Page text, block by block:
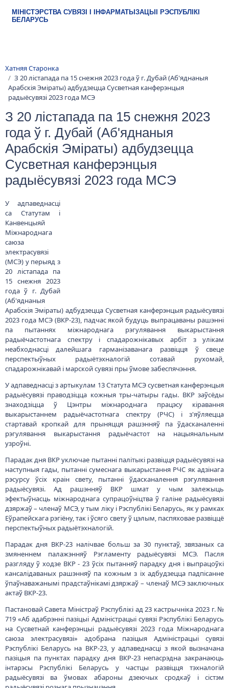
220050, г.Минск, пр-т Независимости, 10
+375 (17) 287 87 06
+375 (17) 327 21 57
RU BEEN Пошук
МІНІСТЭРСТВА СУВЯЗІ І ІНФАРМАТЫЗАЦЫІ РЭСПУБЛІКІ
БЕЛАРУСЬ
Сусветная канферэнцыя
Канвенцыяй
Міжнароднага
саюза
электрасувязі
(МСЭ) у перыяд з
20 лістапада па
15 снежня 2023
года ў г. Дубай
(Аб'яднаныя
Арабскія Эміраты) адбудзецца Сусветная канферэнцыя радыёсувязі
2023 года МСЭ (ВКР-23), падчас якой будуць выпрацаваны рашэнні
па пытаннях міжнароднага рэгулявання выкарыстання
радыёчастотнага спектру і спадарожнікавых арбіт з улікам
неабходнасці далейшага гарманізаванага развіцця ў свеце
перспектыўных радыётэхналогій сотавай рухомай,
спадарожнікавай і марской сувязі пры ўмове забеспячэння.
У адпаведнасці з артыкулам 13 Статута МСЭ сусветная канферэнцыя
радыёсувязі праводзіцца кожныя тры-чатыры гады. ВКР заўсёды
знаходзіцца ў Цэнтры міжнароднага працэсу кіравання
выкарыстаннем радыёчастотнага спектру (РЧС) і з'яўляецца
стартавай кропкай для прыняцця рашэнняў па ўдасканаленні
рэгулявання выкарыстання радыёчастот на нацыянальным
узроўні.
Парадак дня ВКР уключае пытанні палітыкі развіцця радыёсувязі на
наступныя гады, пытанні сумеснага выкарыстання РЧС як адзінага
рэсурсу ўсіх краін свету, пытанні ўдасканалення рэгулявання
радыёсувязі. Ад рашэнняў ВКР шмат у чым залежыць
эфектыўнасць міжнароднага супрацоўніцтва ў галіне радыёсувязі
дзяржаў – членаў МСЭ, у тым ліку і Рэспублікі Беларусь, як у рамках
Еўрапейскага рэгіёну, так і ўсяго свету ў цэлым, паспяховае развіццё
Парадак дня ВКР-23 налічвае больш за 30 пунктаў, звязаных са
змяненнем палажэнняў Рэгламенту радыёсувязі МСЭ. Пасля
разгляду ў ходзе ВКР - 23 ўсіх пытанняў парадку дня і выпрацоўкі
кансалідаваных рашэнняў па кожным з іх адбудзецца падпісанне
ўпаўнаважанымі прадстаўнікамі дзяржаў – членаў МСЭ заключных
актаў ВКР-23.
Пастановай Савета Міністраў Рэспублікі ад 23 кастрычніка 2023 г. №
719 «Аб адабрэнні пазіцыі Адміністрацыі сувязі Рэспублікі Беларусь
на Сусветнай канферэнцыі радыёсувязі 2023 года Міжнароднага
саюза электрасувязі» адобрана пазіцыя Адміністрацыі сувязі
Рэспублікі Беларусь на ВКР-23, у адпаведнасці з якой вызначана
пазіцыя па пунктах парадку дня ВКР-23 непасрэдна закранаюць
інтарэсы Рэспублікі Беларусь у частцы развіцця тэхналогій
радыёсувязі ва ўмовах абароны дзеючых сродкаў і сістэм
У адпаведнасці з прынятай пастановай Савета Міністраў Рэспублікі
Беларусь прадстаўнікі Адміністрацыі сувязі Рэспублікі Беларусь,
што накіроўваюцца для ўдзелу ў ВКР-23, будуць забяспечваць у
ходзе канферэнцыі абарону інтарэсаў Рэспублікі Беларусь пры
выпрацоўцы кансалідаваных рашэнняў па пунктах парадку дня
Адміністрацыі сувязі Рэспублікі Беларусь у заключныя акты ВКР-23.
Сайт МСЭ:https://www.itu.int/wrc-23/ru/
PDF